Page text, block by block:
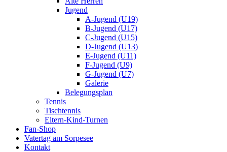
Jugend
A-Jugend (U19)
B-Jugend (U17)
C-Jugend (U15)
D-Jugend (U13)
E-Jugend (U11)
F-Jugend (U9)
G-Jugend (U7)
Galerie
Belegungsplan
Tennis
Tischtennis
Eltern-Kind-Turnen
Fan-Shop
Vatertag am Sorpesee
Kontakt